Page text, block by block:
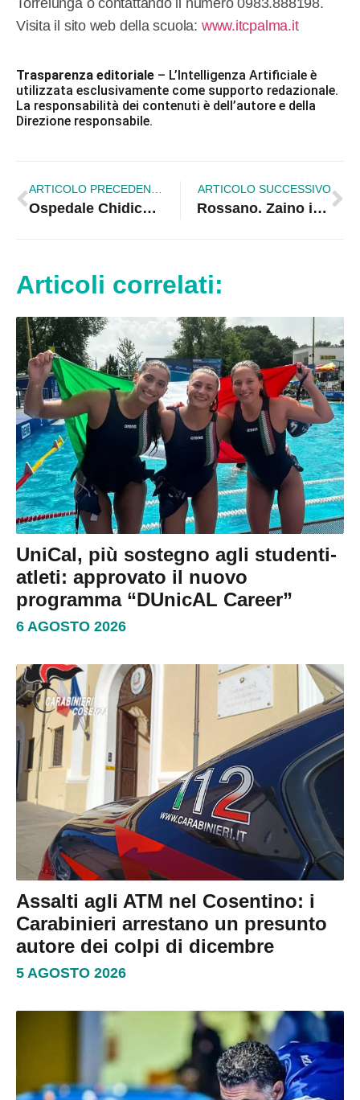
Visita il sito web della scuola: www.itcpalma.it
Trasparenza editoriale – L’Intelligenza Artificiale è
utilizzata esclusivamente come supporto redazionale.
La responsabilità dei contenuti è dell’autore e della
Direzione responsabile.
ARTICOLO PRECEDENTE
Ospedale Chidichimo. Sanità a Trebisacce: basta promesse, è tempo di agire
ARTICOLO SUCCESSIVO
Rossano. Zaino in spalla e cuore solidale: Vallet in cammino per 4.000 Km con Avis |VIDEO
Articoli correlati:
UniCal, più sostegno agli studenti-
atleti: approvato il nuovo
programma “DUnicAL Career”
6 AGOSTO 2026
Assalti agli ATM nel Cosentino: i
Carabinieri arrestano un presunto
autore dei colpi di dicembre
5 AGOSTO 2026